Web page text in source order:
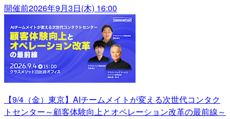
開催前2026年9月3日(木) 16:00
【9/4（金）東京】AIチームメイトが変える次世代コンタク
トセンター～顧客体験向上とオペレーション改革の最前線～